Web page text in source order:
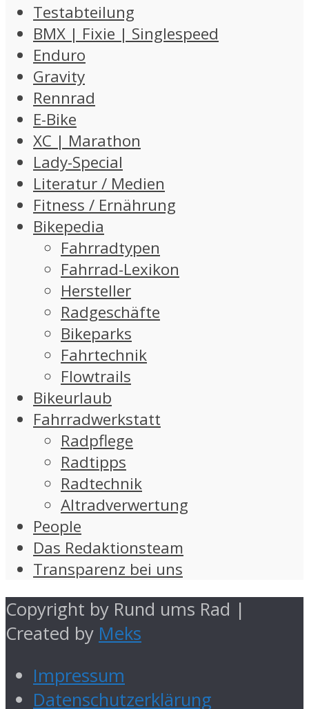
Testabteilung
BMX | Fixie | Singlespeed
Enduro
Gravity
Rennrad
E-Bike
XC | Marathon
Lady-Special
Literatur / Medien
Fitness / Ernährung
Bikepedia
Fahrradtypen
Fahrrad-Lexikon
Hersteller
Radgeschäfte
Bikeparks
Fahrtechnik
Flowtrails
Bikeurlaub
Fahrradwerkstatt
Radpflege
Radtipps
Radtechnik
Altradverwertung
People
Das Redaktionsteam
Transparenz bei uns
Copyright by Rund ums Rad |
Created by Meks
Impressum
Datenschutzerklärung